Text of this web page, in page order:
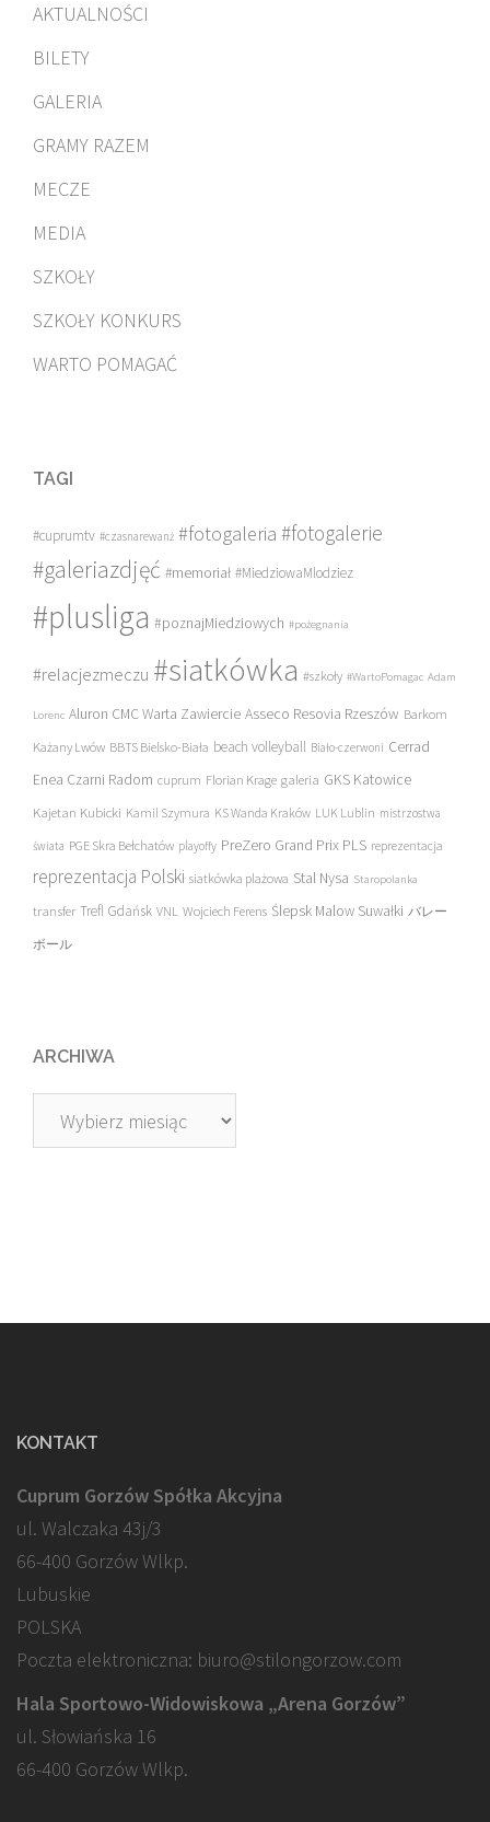
AKTUALNOŚCI
BILETY
GALERIA
GRAMY RAZEM
MECZE
MEDIA
SZKOŁY
SZKOŁY KONKURS
WARTO POMAGAĆ
TAGI
#cuprumtv #czasnarewanż #fotogaleria #fotogalerie
#galeriazdjęć #memoriał #MiedziowaMlodziez
#plusliga #poznajMiedziowych #pożegnania
#relacjezmeczu #siatkówka #szkoły #WartoPomagac Adam
Lorenc Aluron CMC Warta Zawiercie Asseco Resovia Rzeszów Barkom
Każany Lwów BBTS Bielsko-Biała beach volleyball Biało-czerwoni Cerrad
Enea Czarni Radom cuprum Florian Krage galeria GKS Katowice
Kajetan Kubicki Kamil Szymura KS Wanda Kraków LUK Lublin mistrzostwa
świata PGE Skra Bełchatów playoffy PreZero Grand Prix PLS reprezentacja
reprezentacja Polski siatkówka plażowa Stal Nysa Staropolanka
transfer Trefl Gdańsk VNL Wojciech Ferens Ślepsk Malow Suwałki バレー
ボール
ARCHIWA
Archiwa
KONTAKT
Cuprum Gorzów Spółka Akcyjna
ul. Walczaka 43j/3
66-400 Gorzów Wlkp.
Lubuskie
POLSKA
Poczta elektroniczna: biuro@stilongorzow.com
Hala Sportowo-Widowiskowa „Arena Gorzów”
ul. Słowiańska 16
66-400 Gorzów Wlkp.